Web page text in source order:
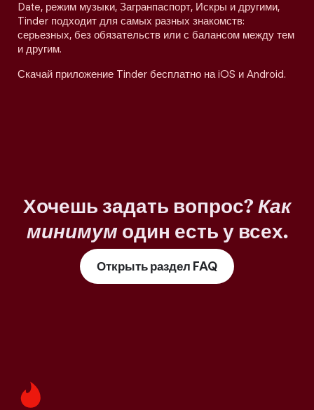
Date, режим музыки, Загранпаспорт, Искры и другими,
Tinder подходит для самых разных знакомств:
серьезных, без обязательств или с балансом между тем
и другим.
Скачай приложение Tinder бесплатно на iOS и Android.
Хочешь задать вопрос? Как
минимум один есть у всех.
Открыть раздел FAQ